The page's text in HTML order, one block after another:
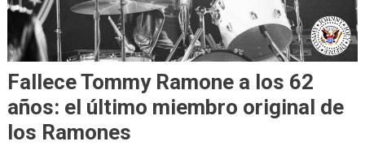
Fallece Tommy Ramone a los 62
años: el último miembro original de
los Ramones